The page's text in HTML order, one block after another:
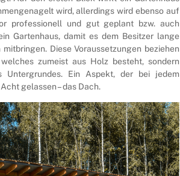
wird, allerdings wird ebenso auf
professionell und gut geplant bzw. auch
Gartenhaus, damit es dem Besitzer lange
Diese Voraussetzungen beziehen
zumeist aus Holz besteht, sondern
Ein Aspekt, der bei jedem
gelassen – das Dach.